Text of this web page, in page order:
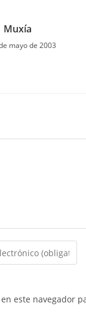
Muxía
mayo de 2003
este navegador